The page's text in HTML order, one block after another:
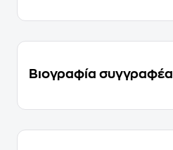
Βιογραφία συγγραφέα